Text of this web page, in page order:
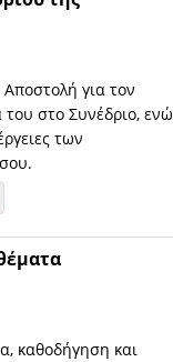
για τον
στο Συνέδριο, ενώ
των
καθοδήγηση και